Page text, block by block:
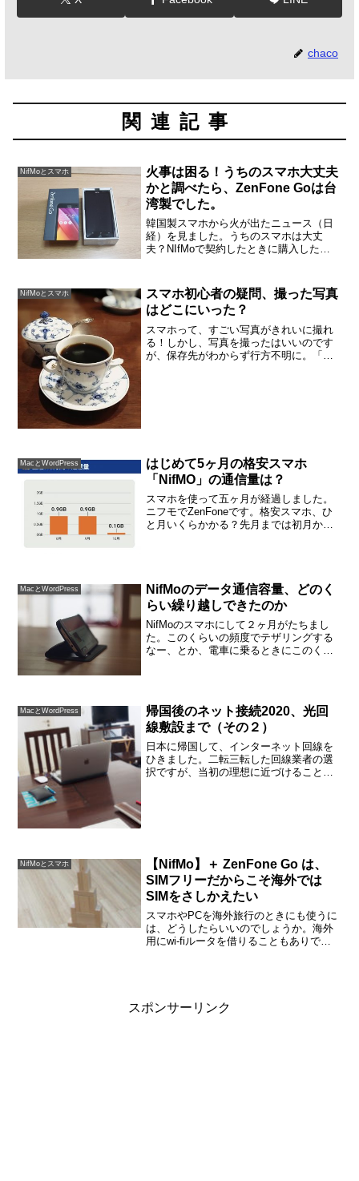
chaco
関連記事
NifMoとスマホ
火事は困る！うちのスマホ大丈夫
かと調べたら、ZenFone Goは台
湾製でした。
韓国製スマホから火が出たニュース（日
経）を見ました。うちのスマホは大丈
夫？NIfMoで契約したときに購入した
名なものもあったのですが、中国製のも
のや、今回火が...
NifMoとスマホ
スマホ初心者の疑問、撮った写真
はどこにいった？
スマホって、すごい写真がきれいに撮れ
る！しかし、写真を撮ったはいいのです
が、保存先がわからず行方不明に。「撮
MacとWordPress
はじめて5ヶ月の格安スマホ
「NifMO」の通信量は？
スマホを使って五ヶ月が経過しました。
ニフモでZenFoneです。格安スマホ、ひ
と月いくらかかる？先月までは初月から4
MacとWordPress
NifMoのデータ通信容量、どのく
らい繰り越しできたのか
NifMoのスマホにして２ヶ月がたちまし
た。このくらいの頻度でテザリングする
なー、とか、電車に乗るときにこのくら
MacとWordPress
帰国後のネット接続2020、光回
線敷設まで（その２）
日本に帰国して、インターネット回線を
ひきました。二転三転した回線業者の選
択ですが、当初の理想に近づけることが
NifMoとスマホ
【NifMo】＋ ZenFone Go は、
SIMフリーだからこそ海外では
SIMをさしかえたい
スマホやPCを海外旅行のときにも使うに
は、どうしたらいいのでしょうか。海外
用にwi-fiルータを借りることもありで
スポンサーリンク